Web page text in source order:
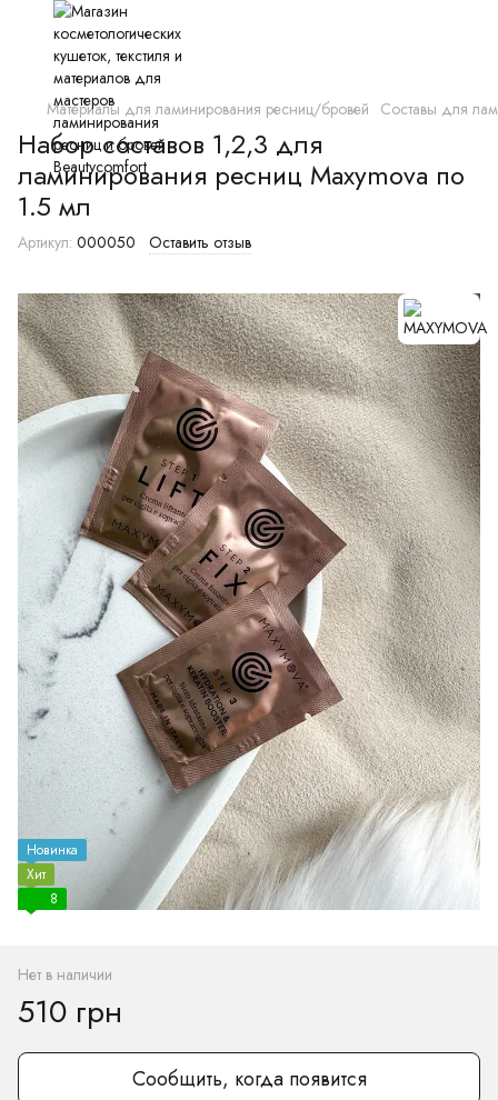
Материалы для ламинирования ресниц/бровей Составы для
Набор составов 1,2,3 для
ламинирования ресниц Maxymova по
1.5 мл
Артикул: 000050 Оставить отзыв
Новинка
Хит
8
Нет в наличии
510 грн
Сообщить, когда появится